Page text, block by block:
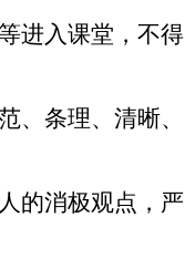
进入课堂，不得
、条理、清晰、
的消极观点，严